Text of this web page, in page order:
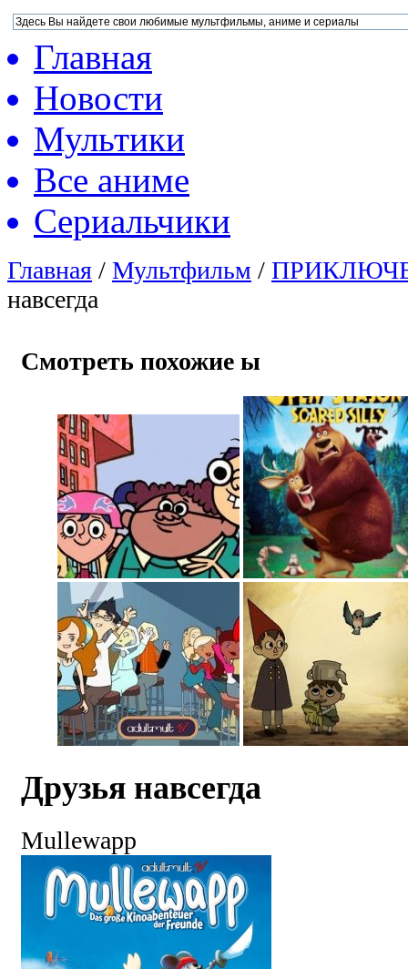
Главная
Новости
Мультики
Все аниме
Сериальчики
Главная / Мультфильм /
навсегда
Смотреть похожие ы
Друзья навсегда
Mullewapp